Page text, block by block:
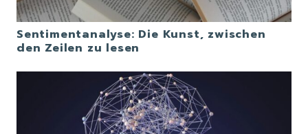
Sentimentanalyse: Die Kunst, zwischen
den Zeilen zu lesen